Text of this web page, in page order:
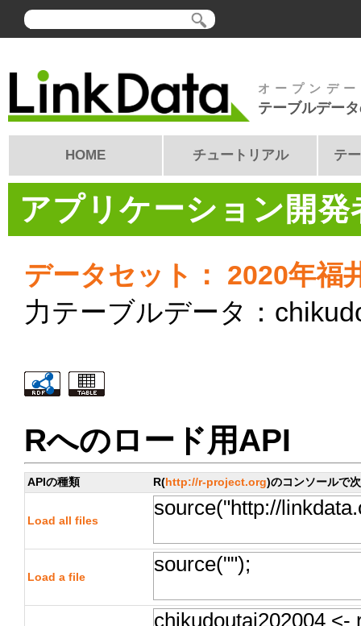
オープンデ
テーブルデー
HOME チュートリアル テ
アプリケーション開
データセット： 2020年
力テーブルデータ：
Rへのロード用API
APIの種類 R(http://r-project.org)のコンソールで
Load all files
Load a file